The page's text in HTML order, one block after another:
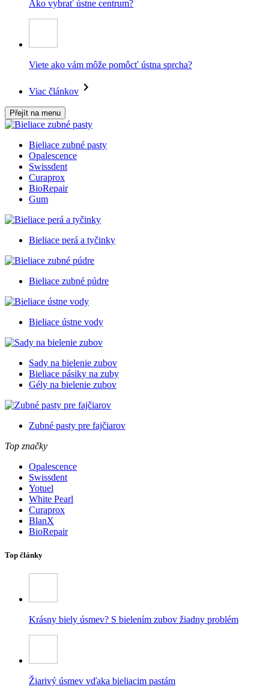
Ako vybrať ústne centrum?
Viete ako vám môže pomôcť ústna sprcha?
Viac článkov
Přejít na menu
Bieliace zubné pasty
Opalescence
Swissdent
Curaprox
BioRepair
Gum
Bieliace perá a tyčinky
Bieliace zubné púdre
Bieliace ústne vody
Sady na bielenie zubov
Bieliace pásiky na zuby
Gély na bielenie zubov
Zubné pasty pre fajčiarov
Top značky
Opalescence
Swissdent
Yotuel
White Pearl
Curaprox
BlanX
BioRepair
Top články
Krásny biely úsmev? S bielením zubov žiadny problém
Žiarivý úsmev vďaka bieliacim pastám